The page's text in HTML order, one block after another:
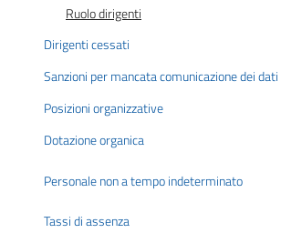
Ruolo dirigenti
Dirigenti cessati
Sanzioni per mancata comunicazione dei dati
Posizioni organizzative
Dotazione organica
Personale non a tempo indeterminato
Tassi di assenza